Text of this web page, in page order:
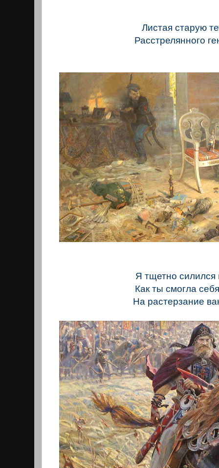
Листая старую
Расстрелянного
Я тщетно силился
Как ты смогла
На растерзание